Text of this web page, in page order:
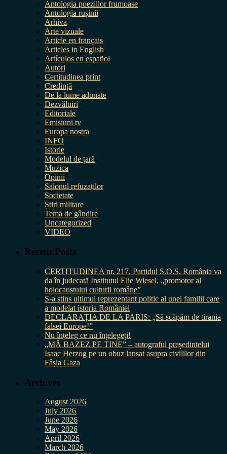
Antologia poeziilor frumoase
Antologia rușinii
Arhiva
Arte vizuale
Article en français
Articles in English
Artículos en español
Autori
Certitudinea print
Credință
De la lume adunate
Dezvăluiri
Editoriale
Emisiuni tv
Europa nostra
INFO
Istorie
Modelul de țară
Muzica
Opinii
Salonul refuzaților
Societate
Știri militare
Tema de gândire
Uncategorized
VIDEO
Recent Posts
CERTITUDINEA nr. 217. Partidul S.O.S. România va
da în judecată Institutul Elie Wiesel, „promotor al
holocaustului culturii române”
S-a stins ultimul reprezentant politic al unei familii care
a modelat istoria României
DECLARAȚIA DE LA PARIS: „Să scăpăm de tirania
falsei Europe!”
Nu înțeleg ce nu înțelegeți!
„MĂ BAZEZ PE TINE” – autograful președintelui
Isaac Herzog pe un obuz lansat asupra civililor din
Fâșia Gaza
Archives
August 2026
July 2026
June 2026
May 2026
April 2026
March 2026